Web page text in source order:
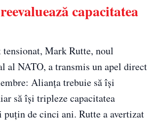
capacitatea
Mark Rutte, noul
al NATO, a transmis un apel direct
Alianța trebuie să își
să își tripleze capacitatea
de cinci ani. Rutte a avertizat